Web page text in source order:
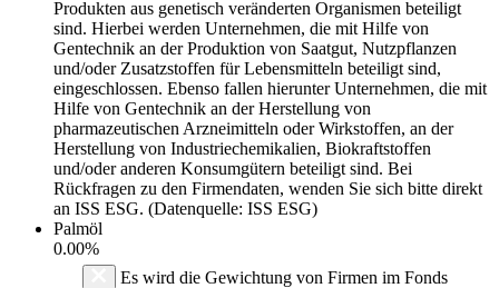
Produkten aus genetisch veränderten Organismen beteiligt
sind. Hierbei werden Unternehmen, die mit Hilfe von
Gentechnik an der Produktion von Saatgut, Nutzpflanzen
und/oder Zusatzstoffen für Lebensmitteln beteiligt sind,
eingeschlossen. Ebenso fallen hierunter Unternehmen, die mit
Hilfe von Gentechnik an der Herstellung von
pharmazeutischen Arzneimitteln oder Wirkstoffen, an der
Herstellung von Industriechemikalien, Biokraftstoffen
und/oder anderen Konsumgütern beteiligt sind. Bei
Rückfragen zu den Firmendaten, wenden Sie sich bitte direkt
an ISS ESG. (Datenquelle: ISS ESG)
Palmöl
0.00%
Es wird die Gewichtung von Firmen im Fonds